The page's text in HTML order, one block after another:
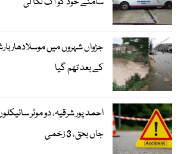
جڑواں شہروں میں موسلادھار
کے بعد تھم گیا
جاں بحق، 3 زخمی